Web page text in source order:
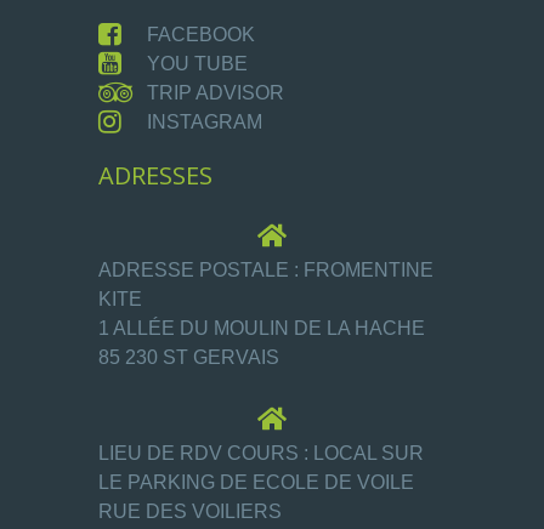
FACEBOOK
YOU TUBE
TRIP ADVISOR
INSTAGRAM
ADRESSES
ADRESSE POSTALE : FROMENTINE
KITE
1 ALLÉE DU MOULIN DE LA HACHE
85 230 ST GERVAIS
LIEU DE RDV COURS : LOCAL SUR
LE PARKING DE ECOLE DE VOILE
RUE DES VOILIERS